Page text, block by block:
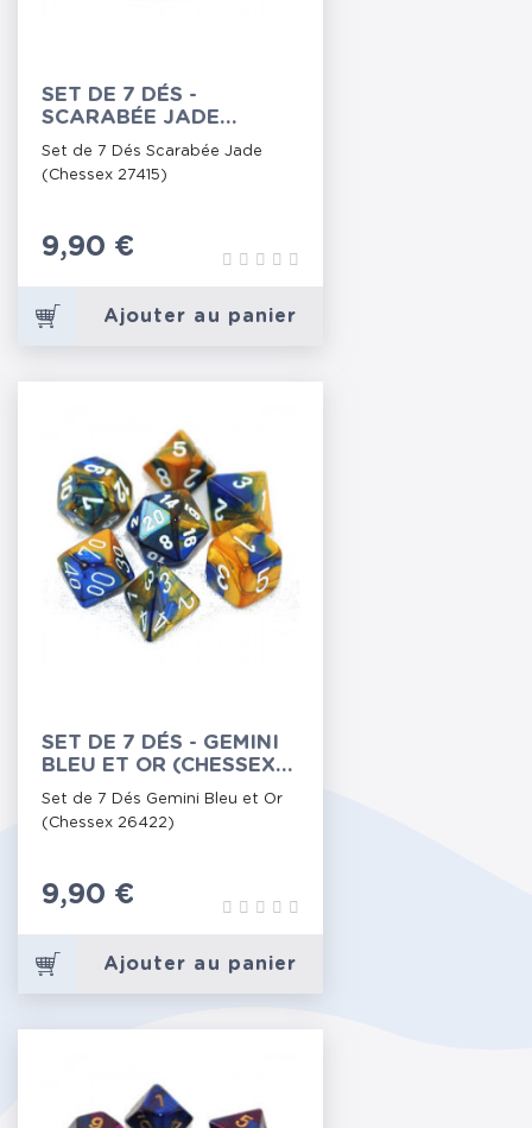
SET DE 7 DÉS -
SCARABÉE JADE
(CHESSEX 27415)
Set de 7 Dés Scarabée Jade
(Chessex 27415)
Prix
9,90 €
Ajouter au panier
SET DE 7 DÉS - GEMINI
BLEU ET OR (CHESSEX
26422)
Set de 7 Dés Gemini Bleu et Or
(Chessex 26422)
Prix
9,90 €
Ajouter au panier